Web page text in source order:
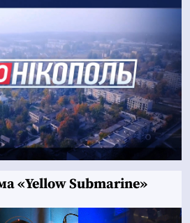
«Yellow Submarine»